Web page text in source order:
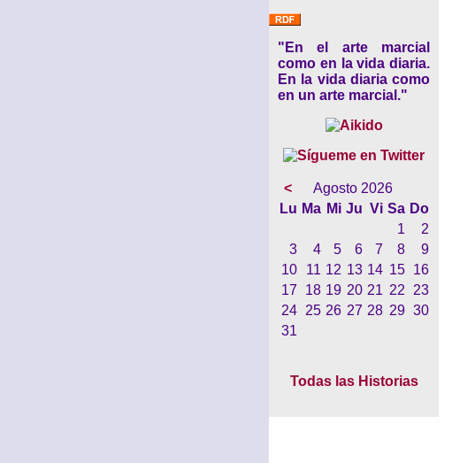
"En el arte marcial
como en la vida diaria.
En la vida diaria como
en un arte marcial."
<
Agosto 2026
Lu Ma Mi Ju Vi Sa Do
1
2
3
4 5 6 7 8
9
10
11 12 13 14 15
16
17
18 19 20 21 22
23
24
25 26 27 28 29 30
31
Todas las Historias